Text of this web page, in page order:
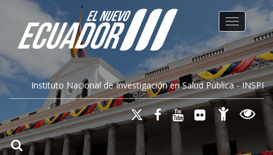
Instituto Nacional de Investigación en Salud Pública - INSPI
Toggle